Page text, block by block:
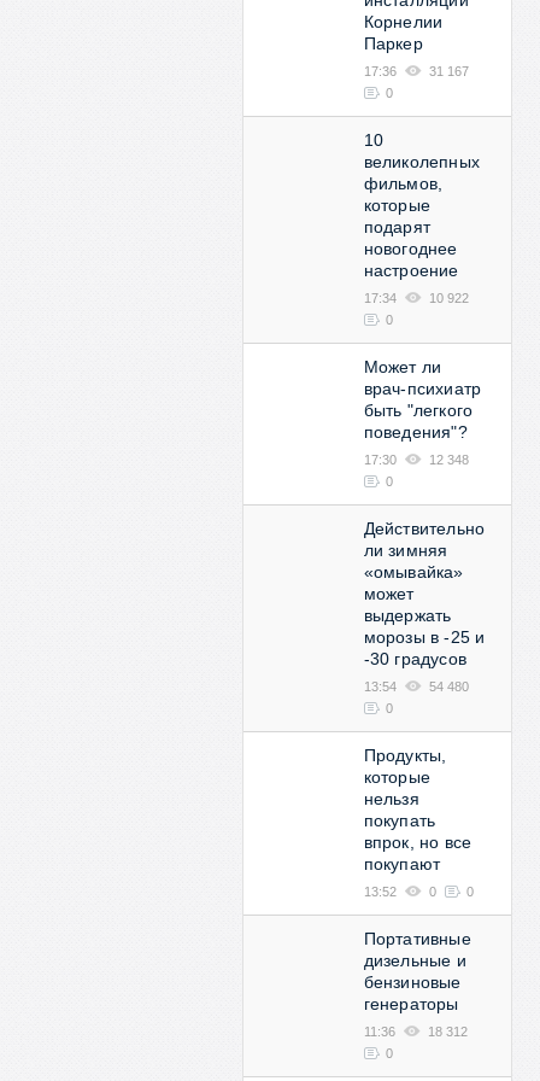
Корнелии
Паркер
17:36
31 167
0
10
великолепных
фильмов,
которые
подарят
новогоднее
настроение
17:34
10 922
0
Может ли
врач-психиатр
быть "легкого
поведения"?
17:30
12 348
0
Действительно
ли зимняя
«омывайка»
может
выдержать
морозы в -25 и
-30 градусов
13:54
54 480
0
Продукты,
которые
нельзя
покупать
впрок, но все
покупают
13:52 0 0
Портативные
дизельные и
бензиновые
генераторы
11:36
18 312
0